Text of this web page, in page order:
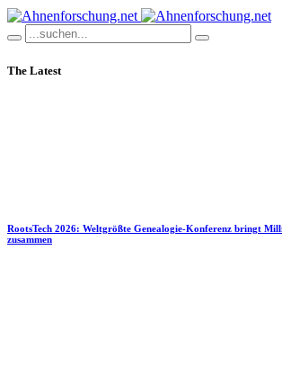
The Latest
RootsTech 2026: Weltgrößte Genealogie-Konferenz bringt
zusammen